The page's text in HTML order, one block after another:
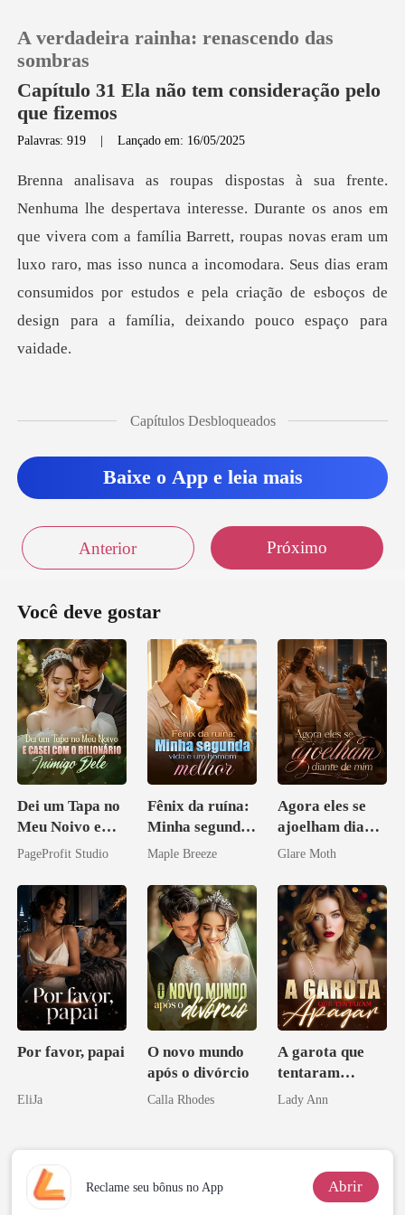
Loja
Histórico
Sair
Baixar App
A verdadeira rainha: renascendo das
sombras
Capítulo 31 Ela não tem consideração pelo
que fizemos
Palavras: 919 |Lançado em: 16/05/2025
vivera com a família Barrett, roupas novas eram um
luxo raro, mas isso nunca a incomodara. Seus dias eram
co
Capítulos Desbloqueados
Baixe o App e leia mais
Anterior Próximo
Você deve gostar
Dei um Tapa no
Meu Noivo e
Casei com o
Inimigo Dele
PageProfit Studio
Fênix da ruína:
Minha segunda
vida e um
Maple Breeze
Agora eles se
ajoelham diante
de mim
Glare Moth
Por favor, papai
EliJa
O novo mundo
após o divórcio
Calla Rhodes
A garota que
tentaram
apagar
Lady Ann
Reclame seu bônus no App Abrir